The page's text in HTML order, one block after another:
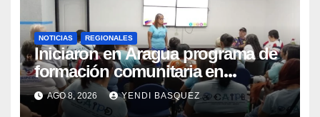
NOTICIAS REGIONALES
Iniciaron en Aragua programa de
formación comunitaria en
atención a personas con
discapacidad
AGO 8, 2026 YENDI BASQUEZ